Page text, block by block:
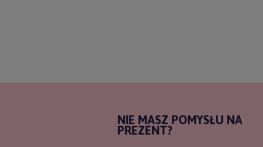
NIE MASZ POMYSŁU NA
PREZENT?